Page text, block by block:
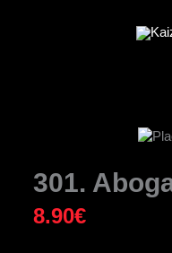
301.
8.90€